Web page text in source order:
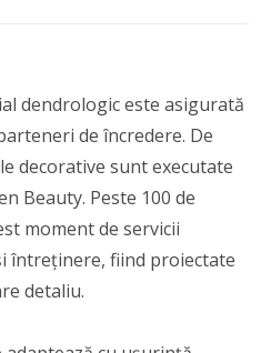
dendrologic este asigurată
de încredere. De
decorative sunt executate
Beauty. Peste 100 de
moment de servicii
întreținere, fiind proiectate
detaliu.